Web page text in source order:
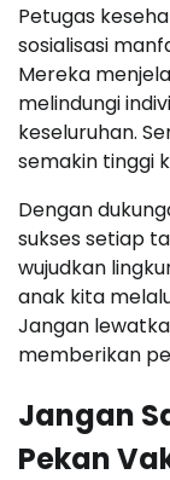
Petugas
sosialisasi
Mereka
melindungi
keseluruhan.
semakin tinggi
Dengan
sukses setiap
wujudkan
anak kita
Jangan
memberikan
Jangan
Pekan